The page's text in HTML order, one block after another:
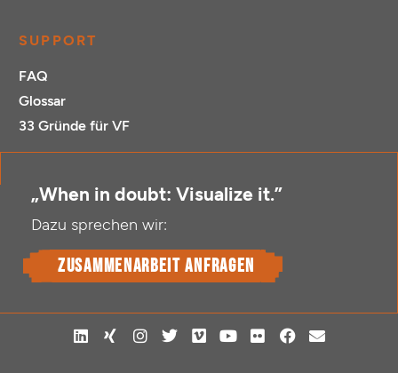
SUPPORT
FAQ
Glossar
33 Gründe für VF
„When in doubt: Visualize it.”
Dazu sprechen wir:
Zusammenarbeit anfragen
L
i
X
i
I
n
T
w
V
i
Y
o
F
l
F
a
E
n